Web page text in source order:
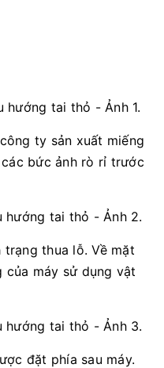
ty sản xuất miếng
bức ảnh rò rỉ trước
thua lỗ. Về mặt
của máy sử dụng vật
đặt phía sau máy.